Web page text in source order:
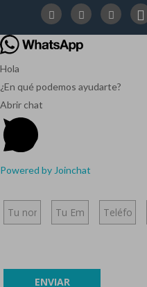
Hola
¿En qué podemos ayudarte?
Abrir chat
Powered by Joinchat